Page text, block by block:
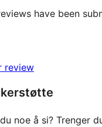
have been
review
noe å si? Trenger